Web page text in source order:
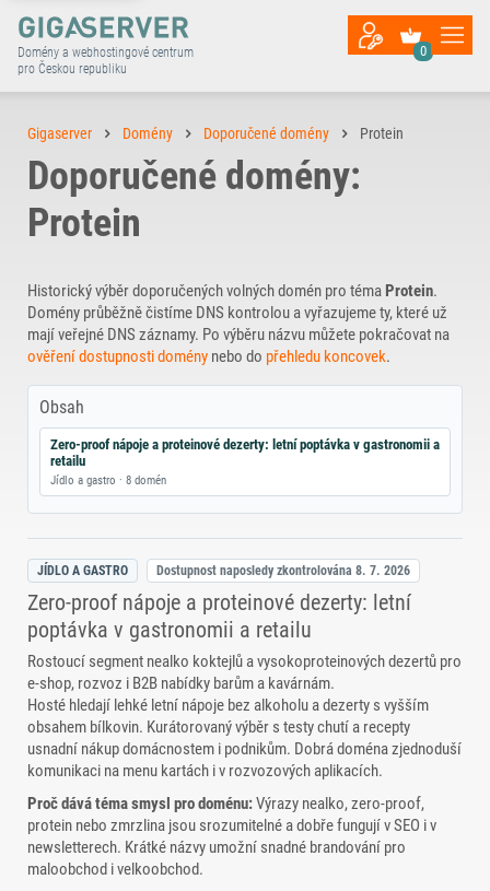
Domény a webhostingové centrum
pro Českou republiku
0
Gigaserver Domény Doporučené domény Protein
Doporučené domény:
Protein
Historický výběr doporučených volných domén pro téma Protein.
Domény průběžně čistíme DNS kontrolou a vyřazujeme ty, které už
mají veřejné DNS záznamy. Po výběru názvu můžete pokračovat na
ověření dostupnosti domény nebo do přehledu koncovek.
Obsah
Zero‑proof nápoje a proteinové dezerty: letní poptávka v gastronomii a
retailu
Jídlo a gastro · 8 domén
JÍDLO A GASTRO Dostupnost naposledy zkontrolována 8. 7. 2026
Zero‑proof nápoje a proteinové dezerty: letní
poptávka v gastronomii a retailu
Rostoucí segment nealko koktejlů a vysokoproteinových dezertů pro
e‑shop, rozvoz i B2B nabídky barům a kavárnám.
Hosté hledají lehké letní nápoje bez alkoholu a dezerty s vyšším
obsahem bílkovin. Kurátorovaný výběr s testy chutí a recepty
usnadní nákup domácnostem i podnikům. Dobrá doména zjednoduší
komunikaci na menu kartách i v rozvozových aplikacích.
Proč dává téma smysl pro doménu:Výrazy nealko, zero‑proof,
protein nebo zmrzlina jsou srozumitelné a dobře fungují v SEO i v
newsletterech. Krátké názvy umožní snadné brandování pro
maloobchod i velkoobchod.